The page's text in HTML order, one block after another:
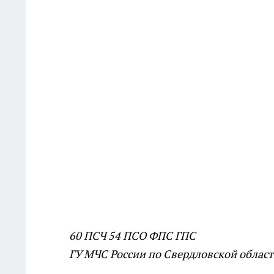
60 ПСЧ 54 ПСО ФПС ГПС
ГУ МЧС России по Свердловской